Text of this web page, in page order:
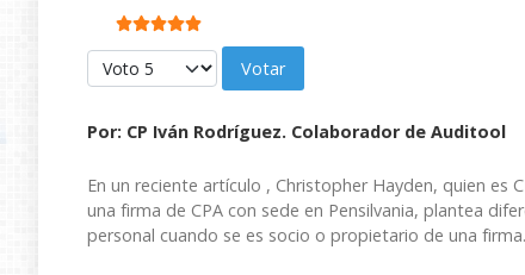
Ratio:5/5
Por favor, vote
Por: CP Iván Rodríguez. Colaborador de Auditool
En un reciente artículo , Christopher Hayden, quien es
una firma de CPA con sede en Pensilvania, plantea
personal cuando se es socio o propietario de una firma.